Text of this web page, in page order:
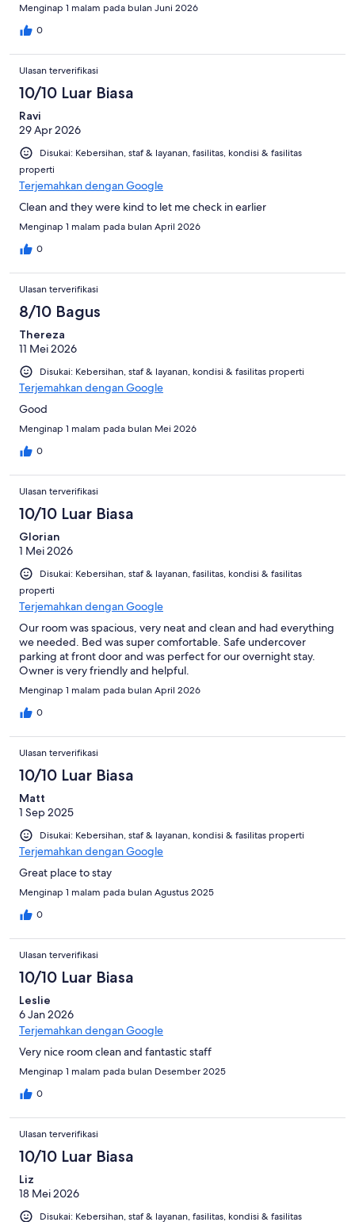
Menginap 1 malam pada bulan Juni 2026
0
Ulasan terverifikasi
10/10 Luar Biasa
Ravi
29 Apr 2026
Disukai: Kebersihan, staf & layanan, fasilitas, kondisi & fasilitas
properti
Terjemahkan dengan Google
Clean and they were kind to let me check in earlier
Menginap 1 malam pada bulan April 2026
0
Ulasan terverifikasi
8/10 Bagus
Thereza
11 Mei 2026
Disukai: Kebersihan, staf & layanan, kondisi & fasilitas properti
Terjemahkan dengan Google
Good
Menginap 1 malam pada bulan Mei 2026
0
Ulasan terverifikasi
10/10 Luar Biasa
Glorian
1 Mei 2026
Disukai: Kebersihan, staf & layanan, fasilitas, kondisi & fasilitas
properti
Terjemahkan dengan Google
Our room was spacious, very neat and clean and had everything
we needed. Bed was super comfortable. Safe undercover
parking at front door and was perfect for our overnight stay.
Owner is very friendly and helpful.
Menginap 1 malam pada bulan April 2026
0
Ulasan terverifikasi
10/10 Luar Biasa
Matt
1 Sep 2025
Disukai: Kebersihan, staf & layanan, kondisi & fasilitas properti
Terjemahkan dengan Google
Great place to stay
Menginap 1 malam pada bulan Agustus 2025
0
Ulasan terverifikasi
10/10 Luar Biasa
Leslie
6 Jan 2026
Terjemahkan dengan Google
Very nice room clean and fantastic staff
Menginap 1 malam pada bulan Desember 2025
0
Ulasan terverifikasi
10/10 Luar Biasa
Liz
18 Mei 2026
Disukai: Kebersihan, staf & layanan, fasilitas, kondisi & fasilitas